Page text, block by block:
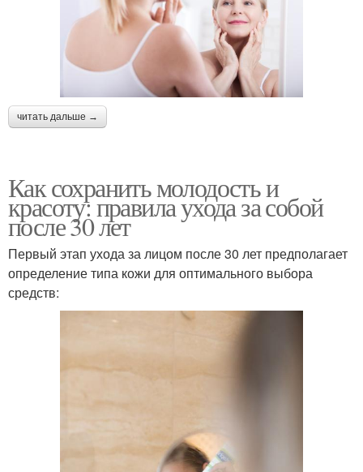
читать дальше →
Как сохранить молодость и
красоту: правила ухода за собой
после 30 лет
Первый этап ухода за лицом после 30 лет предполагает
определение типа кожи для оптимального выбора
средств: